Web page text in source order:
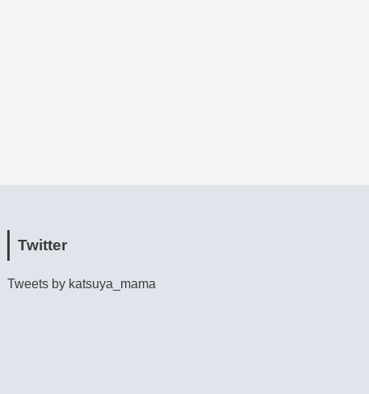
Twitter
Tweets by katsuya_mama